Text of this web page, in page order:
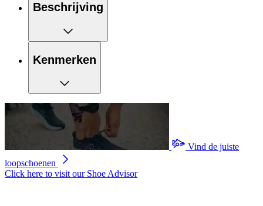
Beschrijving
Kenmerken
Vind de juiste
loopschoenen
Click here to visit our Shoe Advisor